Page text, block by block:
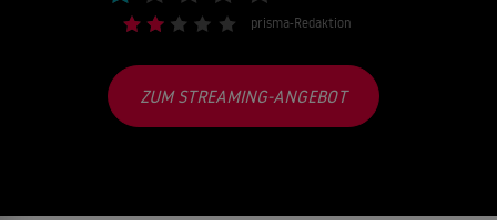
prisma-Redaktion
ZUM STREAMING-ANGEBOT